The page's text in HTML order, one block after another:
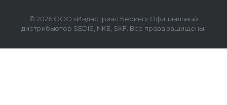
© 2026 ООО «Индастриал Беринг» Официальный
дистрибьютор SEDIS, NKE, SKF. Все права защищены.